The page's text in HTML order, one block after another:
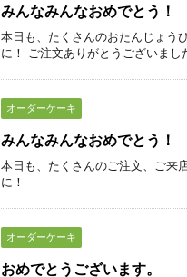
みんなみんなおめでとう！
本日も、たくさんのおたんじょう
に！ ご注文ありがとうございまし
オーダーケーキ
みんなみんなおめでとう！
本日も、たくさんのご注文、ご来
に！
オーダーケーキ
おめでとうございます。